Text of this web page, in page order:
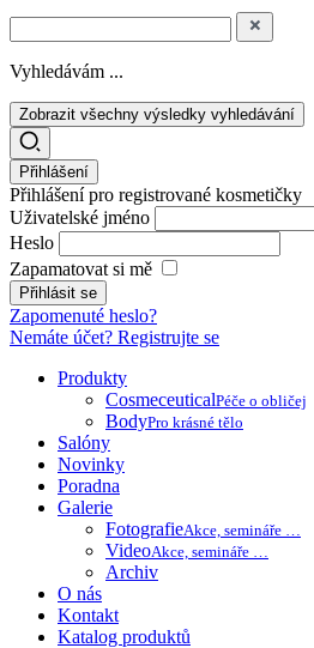
Vyhledávám ...
Zobrazit všechny výsledky vyhledávání
Přihlášení
Přihlášení pro registrované kosmetičky
Uživatelské jméno
Heslo
Zapamatovat si mě
Zapomenuté heslo?
Nemáte účet? Registrujte se
Produkty
CosmeceuticalPéče o obličej
BodyPro krásné tělo
Salóny
Novinky
Poradna
Galerie
FotografieAkce, semináře …
VideoAkce, semináře …
Archiv
O nás
Kontakt
Katalog produktů